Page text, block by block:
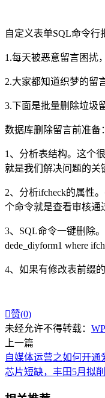
自定义表单SQL命令行
1.每天被恶意留言困扰
2.大家都知道织梦的留
3.下面是批量删除垃圾
数据库删除留言前准备：
1、分析表结构。这个
就是我们解决问题的关
2、分析ifcheck的属性
个命令就是查看审核通
3、SQL命令一键删除
dede_diyform1 where
4、如果有修改表前缀
赞(0)
未经允许不得转载：
上一篇
自媒体运营之如何开通
芯片短缺，丰田5月拟